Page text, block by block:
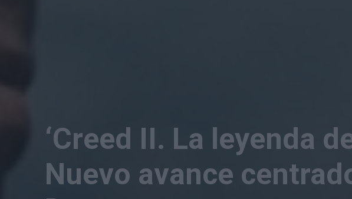
‘Creed II. La leyenda
Nuevo avance